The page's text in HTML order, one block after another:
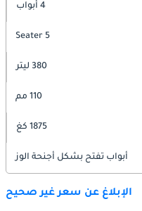
4 أبواب
5 Seater
380 ليتر
110 مم
1875 كغ
أبواب تفتح بشكل أجنحة الوز
الإبلاغ عن سعر غير صحيح